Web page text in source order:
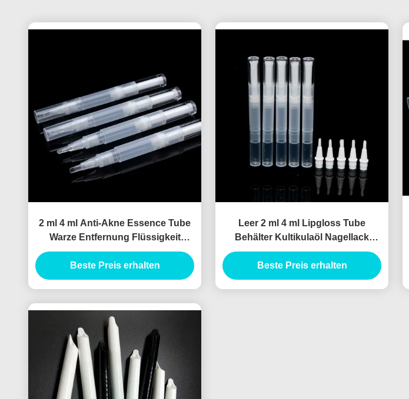
2 ml 4 ml Anti-Akne Essence Tube
Warze Entfernung Flüssigkeit
Concealer Pen Tube Point Akne
Pen Schlafgel Verpackung
Beste Preis erhalten
Leer 2 ml 4 ml Lipgloss Tube
Behälter Kultikulaöl Nagellack
Make-up Accessoires Twist Pen mit
Pinsel
Beste Preis erhalten